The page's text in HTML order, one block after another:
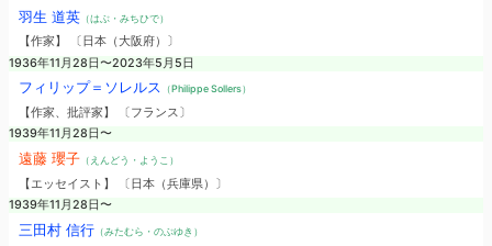
羽生 道英（はぶ・みちひで）
【作家】 〔日本（大阪府）〕
1936年11月28日〜2023年5月5日
フィリップ＝ソレルス （Philippe Sollers）
【作家、批評家】 〔フランス〕
1939年11月28日〜
遠藤 瓔子（えんどう・ようこ）
【エッセイスト】 〔日本（兵庫県）〕
1939年11月28日〜
三田村 信行（みたむら・のぶゆき）